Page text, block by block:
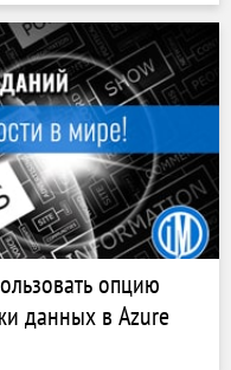
опцию
данных в Azure